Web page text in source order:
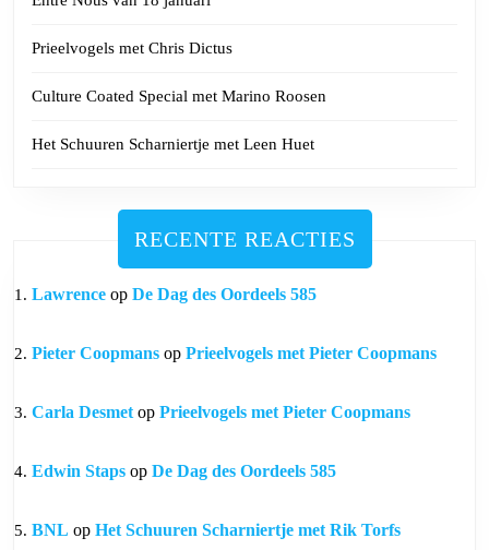
Prieelvogels met Chris Dictus
Culture Coated Special met Marino Roosen
Het Schuuren Scharniertje met Leen Huet
RECENTE REACTIES
Lawrence op De Dag des Oordeels 585
Pieter Coopmans op Prieelvogels met Pieter Coopmans
Carla Desmet op Prieelvogels met Pieter Coopmans
Edwin Staps op De Dag des Oordeels 585
BNL op Het Schuuren Scharniertje met Rik Torfs